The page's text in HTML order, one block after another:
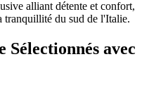
alliant détente et confort,
tranquillité du sud de l'Italie.
Sélectionnés avec